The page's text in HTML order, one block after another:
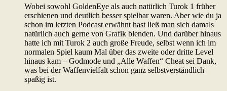
Wobei sowohl GoldenEye als auch natürlich Turok 1 früher
erschienen und deutlich besser spielbar waren. Aber wie du ja
schon im letzten Podcast erwähnt hast ließ man sich damals
natürlich auch gerne von Grafik blenden. Und darüber hinaus
hatte ich mit Turok 2 auch große Freude, selbst wenn ich im
normalen Spiel kaum Mal über das zweite oder dritte Level
hinaus kam – Godmode und „Alle Waffen“ Cheat sei Dank,
was bei der Waffenvielfalt schon ganz selbstverständlich
spaßig ist.